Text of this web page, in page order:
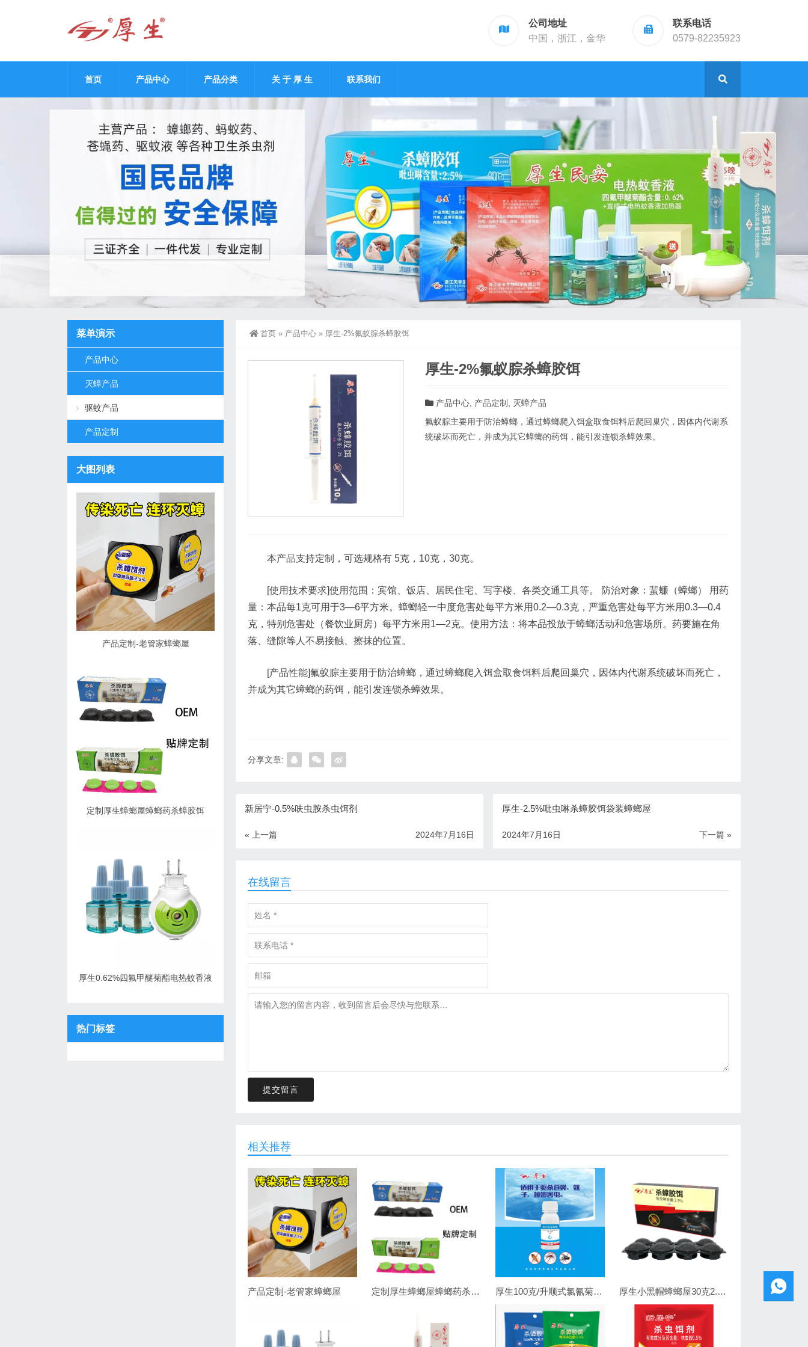
公司地址
中国，浙江，金华
联系电话
0579-82235923
首页 产品中心 产品分类 关 于 厚 生 联系我们
首页 » 产品中心 » 厚生-2%氟蚁腙杀蟑胶饵
厚生-2%氟蚁腙杀蟑胶饵
产品中心 产品定制
灭蟑产品
氟蚁腙主要用于防治蟑螂，通过蟑螂爬入饵盒取食饵料后爬回巢穴，因体内代谢系
统破坏而死亡，并成为其它蟑螂的药饵，能引发连锁杀蟑效果。
本产品支持定制，可选规格有 5克，10克，30克。
[使用技术要求]使用范围：宾馆、饭店、居民住宅、写字楼、各类交通工具等。 防治对象：蜚蠊（蟑螂） 用药
量：本品每1克可用于3—6平方米。蟑螂轻一中度危害处每平方米用0.2—0.3克，严重危害处每平方米用0.3—0.4
克，特别危害处（餐饮业厨房）每平方米用1—2克。使用方法：将本品投放于蟑螂活动和危害场所。药要施在角
落、缝隙等人不易接触、擦抹的位置。
[产品性能]氟蚁腙主要用于防治蟑螂，通过蟑螂爬入饵盒取食饵料后爬回巢穴，因体内代谢系统破坏而死亡，
并成为其它蟑螂的药饵，能引发连锁杀蟑效果。
分享文章:
新居宁-0.5%呋虫胺杀虫饵剂
« 上一篇 2024年7月16日
厚生-2.5%吡虫啉杀蟑胶饵袋装蟑螂屋
下一篇 »
2024年7月16日
在线留言
提交留言
相关推荐
产品定制-老管家蟑螂屋 定制厚生蟑螂屋蟑螂药杀蟑胶饵 厚生100克/升顺式氯氰菊酯悬浮剂 厚生小黑帽蟑螂屋30克2.5%吡虫啉杀蟑胶饵
菜单演示
产品中心
灭蟑产品
驱蚊产品
产品定制
大图列表
产品定制-老管家蟑螂屋
定制厚生蟑螂屋蟑螂药杀蟑胶饵
厚生0.62%四氟甲醚菊酯电热蚊香液
热门标签